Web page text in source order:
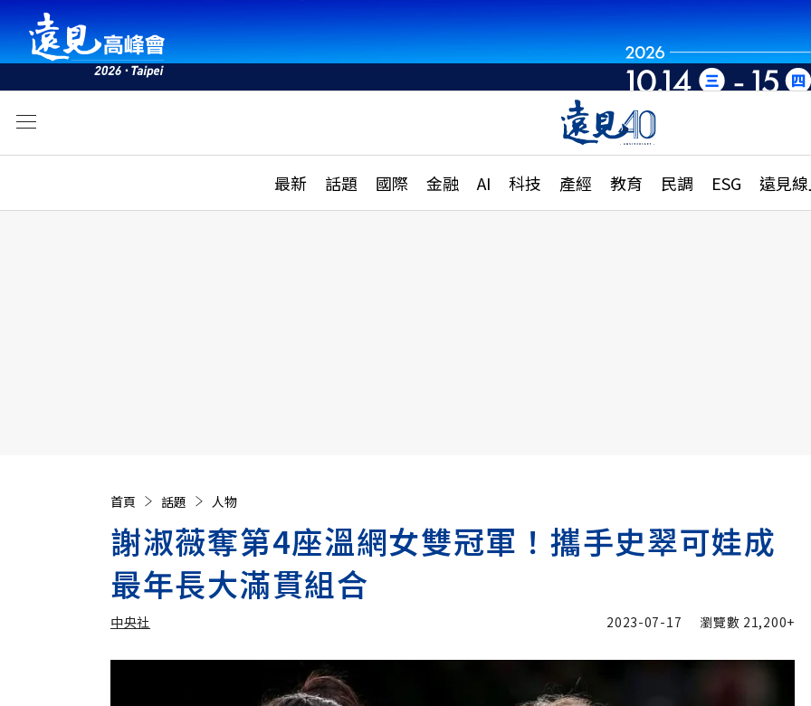
最新 話題 國際 金融 AI 科技 產經 教育 民調 ESG 遠見
活動
話題
國際
特輯
大學升學、職涯攻略
縣市施政調查全解析
首頁 話題 人物
謝淑薇奪第4座溫網女雙冠軍！攜手史翠可娃成
最年長大滿貫組合
中央社
加入追蹤
2023-07-17 瀏覽數 21,200+